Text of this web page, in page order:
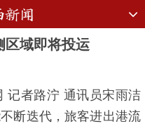
区域即将投运
记者路泞 通讯员宋雨洁
断迭代，旅客进出港流